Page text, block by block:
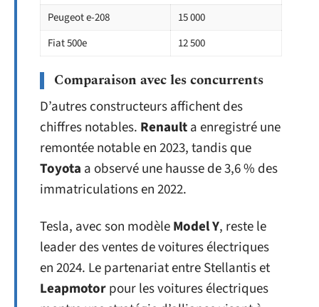
Peugeot e-208
15 000
Fiat 500e
12 500
Comparaison avec les concurrents
D’autres constructeurs affichent des
chiffres notables. Renaulta enregistré une
remontée notable en 2023, tandis que
Toyota a observé une hausse de 3,6 % des
immatriculations en 2022.
Tesla, avec son modèleModel Y, reste le
leader des ventes de voitures électriques
en 2024. Le partenariat entre Stellantis et
Leapmotorpour les voitures électriques